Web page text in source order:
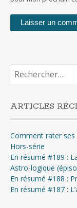
Rechercher :
ARTICLES
Comment rater ses
Hors-série
En résumé #189 :
Astro-logique
En résumé #188 :
En résumé #187 :